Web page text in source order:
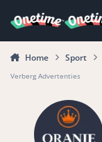
Home Sport
Verberg Advertenties